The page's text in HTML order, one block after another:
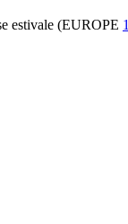
estivale (EUROPE